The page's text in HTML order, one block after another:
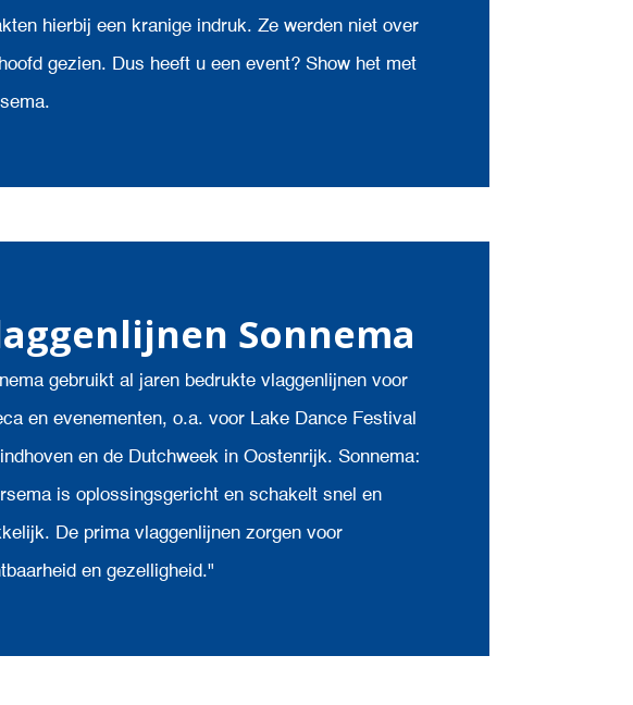
hierbij een kranige indruk. Ze werden niet over
gezien. Dus heeft u een event? Show het met
Sonnema
gebruikt al jaren bedrukte vlaggenlijnen voor
en evenementen, o.a. voor Lake Dance Festival
en de Dutchweek in Oostenrijk. Sonnema:
is oplossingsgericht en schakelt snel en
De prima vlaggenlijnen zorgen voor
en gezelligheid."